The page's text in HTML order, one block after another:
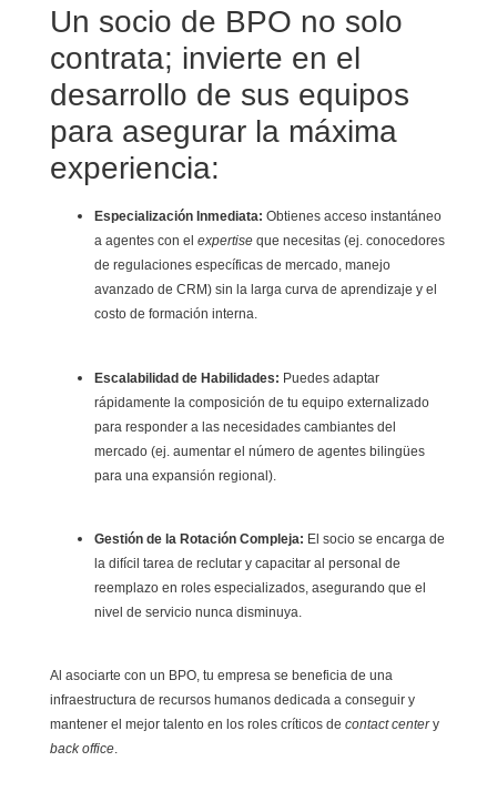
Un socio de BPO no solo
contrata; invierte en el
desarrollo de sus equipos
para asegurar la máxima
experiencia:
Especialización Inmediata: Obtienes acceso instantáneo
a agentes con el expertiseque necesitas (ej. conocedores
de regulaciones específicas de mercado, manejo
avanzado de CRM) sin la larga curva de aprendizaje y el
costo de formación interna.
Escalabilidad de Habilidades: Puedes adaptar
rápidamente la composición de tu equipo externalizado
para responder a las necesidades cambiantes del
mercado (ej. aumentar el número de agentes bilingües
para una expansión regional).
Gestión de la Rotación Compleja: El socio se encarga de
la difícil tarea de reclutar y capacitar al personal de
reemplazo en roles especializados, asegurando que el
nivel de servicio nunca disminuya.
Al asociarte con un BPO, tu empresa se beneficia de una
infraestructura de recursos humanos dedicada a conseguir y
mantener el mejor talento en los roles críticos de contact centery
back office.